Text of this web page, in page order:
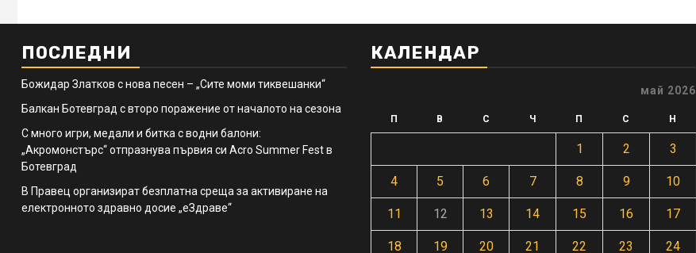
ПОСЛЕДНИ
Божидар Златков с нова песен – „Сите моми тиквешанки“
Балкан Ботевград с второ поражение от началото на сезона
С много игри, медали и битка с водни балони:
„Акромонстърс“ отпразнува първия си Acro Summer Fest в
Ботевград
В Правец организират безплатна среща за активиране на
електронното здравно досие „еЗдраве“
КАЛЕНДАР
май 2026
П В С Ч П С Н
1 2 3
4 5 6 7 8 9 10
11 12 13 14 15 16 17
18 19 20 21 22 23 24